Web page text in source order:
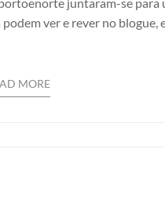
juntaram-se para
ver e rever no blogue,
MORE